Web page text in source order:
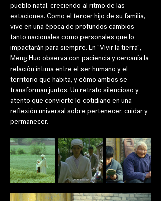
pueblo natal, creciendo al ritmo de las
estaciones. Como el tercer hijo de su familia,
vive en una época de profundos cambios
tanto nacionales como personales que lo
impactarán para siempre. En "Vivir la tierra",
Meng Huo observa con paciencia y cercanía la
relación íntima entre el ser humano y el
territorio que habita, y cómo ambos se
transforman juntos. Un retrato silencioso y
atento que convierte lo cotidiano en una
reflexión universal sobre pertenecer, cuidar y
permanecer.